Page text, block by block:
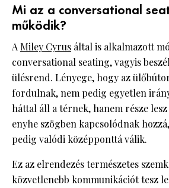
Mi az a conversational
működik?
A Miley Cyrus által is alkalmazott
conversational seating, vagyis
ülésrend. Lényege, hogy az
fordulnak, nem pedig egyetlen
háttal áll a térnek, hanem része
enyhe szögben kapcsolódnak
pedig valódi középponttá válik.
Ez az elrendezés természetes
közvetlenebb kommunikációt tesz